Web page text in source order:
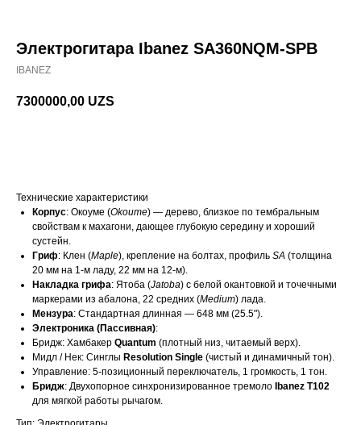
Электрогитара Ibanez SA360NQM-SPB
IBANEZ
7300000,00 UZS
Технические характеристики
Корпус: Окоуме (Okoume) — дерево, близкое по тембральным
свойствам к махагони, дающее глубокую середину и хороший
сустейн.
Гриф: Клен (Maple), крепление на болтах, профиль SA (толщина
20 мм на 1-м ладу, 22 мм на 12-м).
Накладка грифа: Ятоба (Jatoba) с белой окантовкой и точечными
маркерами из абалона, 22 средних (Medium) лада.
Мензура: Стандартная длинная — 648 мм (25.5").
Электроника (Пассивная):
Бридж: Хамбакер Quantum (плотный низ, читаемый верх).
Мидл / Нек: Синглы Resolution Single (чистый и динамичный тон).
Управление: 5-позиционный переключатель, 1 громкость, 1 тон.
Бридж: Двухопорное синхронизированное тремоло Ibanez T102
для мягкой работы рычагом.